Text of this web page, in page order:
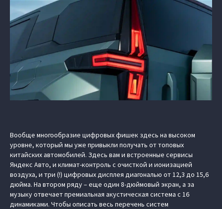
Вообще многообразие цифровых фишек здесь на высоком
уровне, который мы уже привыкли получать от топовых
китайских автомобилей. Здесь вам и встроенные сервисы
Яндекс Авто, и климат-контроль с очисткой и ионизацией
воздуха, и три (!) цифровых дисплея диагональю от 12,3 до 15,6
дюйма. На втором ряду – еще один 8-дюймовый экран, а за
музыку отвечает премиальная акустическая система с 16
динамиками. Чтобы описать весь перечень систем